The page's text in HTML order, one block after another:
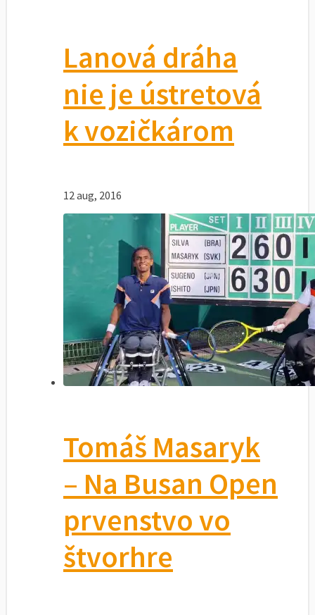
Lanová dráha
nie je ústretová
k vozičkárom
12 aug, 2016
Tomáš Masaryk
– Na Busan Open
prvenstvo vo
štvorhre